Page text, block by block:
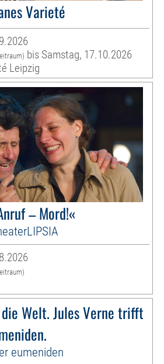
Varieté
bis Samstag, 17.10.2026
Leipzig
– Mord!«
Welt. Jules Verne trifft
eumeniden